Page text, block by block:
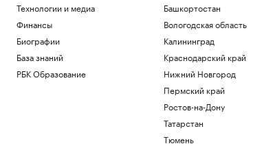
Технологии и медиа
Финансы
Биографии
База знаний
РБК Образование
Башкортостан
Вологодская область
Калининград
Краснодарский край
Нижний Новгород
Пермский край
Ростов-на-Дону
Татарстан
Тюмень